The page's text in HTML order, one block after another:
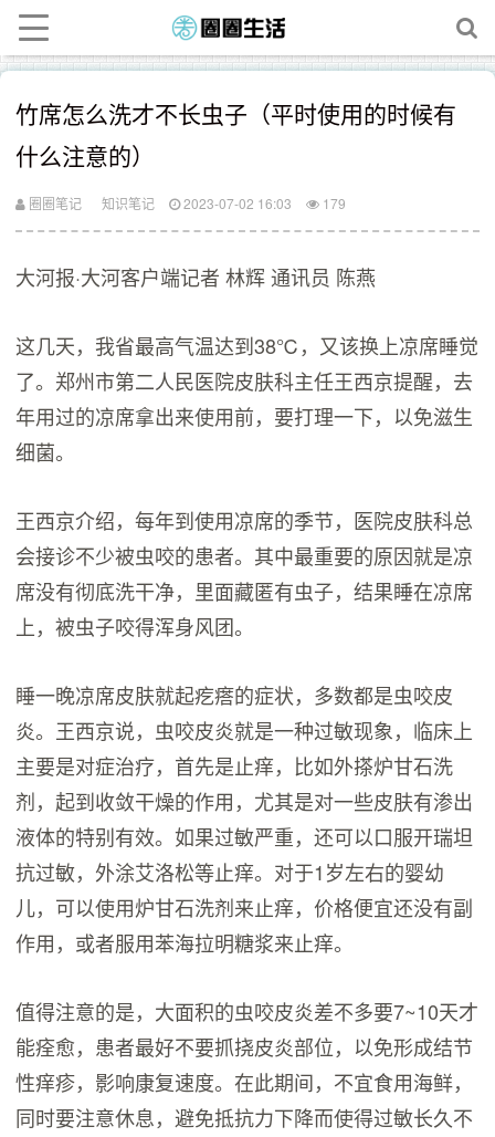
竹席怎么洗才不长虫子（平时使用的时候有
什么注意的）
圈圈笔记 知识笔记 2023-07-02 16:03 179
大河报·大河客户端记者 林辉 通讯员 陈燕
这几天，我省最高气温达到38℃，又该换上凉席睡觉
了。郑州市第二人民医院皮肤科主任王西京提醒，去
年用过的凉席拿出来使用前，要打理一下，以免滋生
细菌。
王西京介绍，每年到使用凉席的季节，医院皮肤科总
会接诊不少被虫咬的患者。其中最重要的原因就是凉
席没有彻底洗干净，里面藏匿有虫子，结果睡在凉席
上，被虫子咬得浑身风团。
睡一晚凉席皮肤就起疙瘩的症状，多数都是虫咬皮
炎。王西京说，虫咬皮炎就是一种过敏现象，临床上
主要是对症治疗，首先是止痒，比如外搽炉甘石洗
剂，起到收敛干燥的作用，尤其是对一些皮肤有渗出
液体的特别有效。如果过敏严重，还可以口服开瑞坦
抗过敏，外涂艾洛松等止痒。对于1岁左右的婴幼
儿，可以使用炉甘石洗剂来止痒，价格便宜还没有副
作用，或者服用苯海拉明糖浆来止痒。
值得注意的是，大面积的虫咬皮炎差不多要7~10天才
能痊愈，患者最好不要抓挠皮炎部位，以免形成结节
性痒疹，影响康复速度。在此期间，不宜食用海鲜，
同时要注意休息，避免抵抗力下降而使得过敏长久不